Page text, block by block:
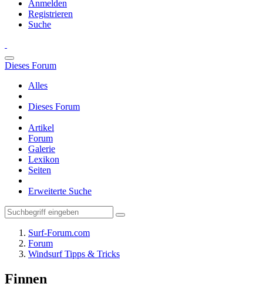
Anmelden
Registrieren
Suche
Dieses Forum
Alles
Dieses Forum
Artikel
Forum
Galerie
Lexikon
Seiten
Erweiterte Suche
Surf-Forum.com
Forum
Windsurf Tipps & Tricks
Finnen